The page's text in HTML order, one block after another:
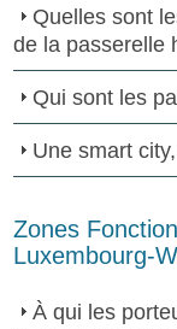
Quelles sont
de la passerelle
Qui sont les
Une smart
Zones
Luxembourg-
À qui les